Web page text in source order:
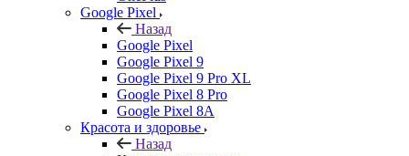
Google Pixel
Назад
Google Pixel
Google Pixel 9
Google Pixel 9 Pro XL
Google Pixel 8 Pro
Google Pixel 8A
Красота и здоровье
Назад